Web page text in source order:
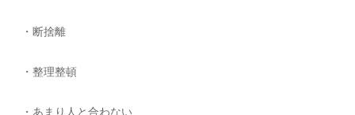
・断捨離
・整理整頓
・あまり人と合わない